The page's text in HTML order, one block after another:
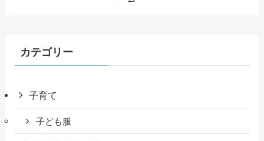
カテゴリー
子育て
子ども服